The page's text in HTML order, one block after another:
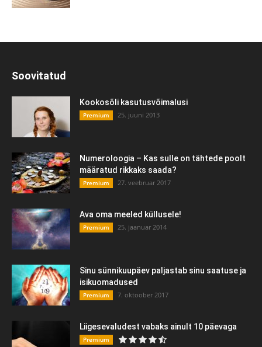
Soovitatud
Kookosõli kasutusvõimalusi
Premium 25. juuni 2013
Numeroloogia – Kas sulle on tähtede poolt
määratud rikkaks saada?
Premium 27. veebruar 2017
Ava oma meeled küllusele!
Premium 25. jaanuar 2014
Sinu sünnikuupäev paljastab sinu saatuse ja
isikuomadused
Premium 7. oktoober 2017
Liigesevaludest vabaks ainult 10 päevaga
Premium